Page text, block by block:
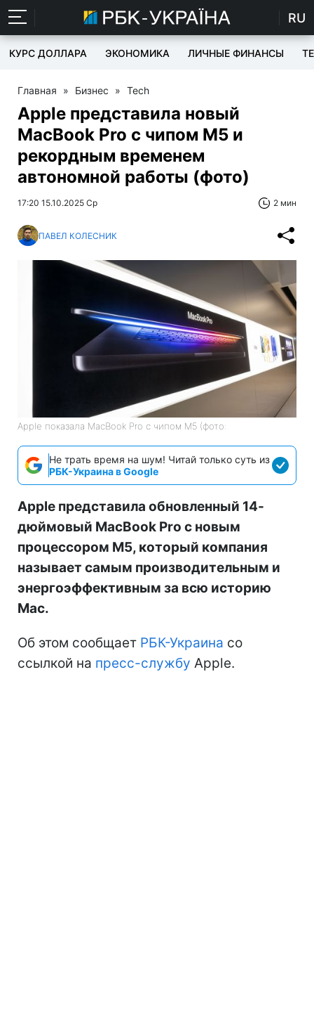
RU
КУРС ДОЛЛАРА ЭКОНОМИКА ЛИЧНЫЕ ФИНАНСЫ
Главная » Бизнес » Tech
Apple представила новый
MacBook Pro с чипом M5 и
рекордным временем
автономной работы (фото)
17:20 15.10.2025 Ср 2 мин
ПАВЕЛ КОЛЕСНИК
Apple показала MacBook Pro с чипом M5 (фото:
Не трать время на шум! Читай только суть из
РБК-Украина в Google
Apple представила обновленный 14-
дюймовый MacBook Pro с новым
процессором M5, который компания
называет самым производительным и
энергоэффективным за всю историю
Mac.
Об этом сообщает РБК-Украина со
ссылкой на пресс-службу Apple.